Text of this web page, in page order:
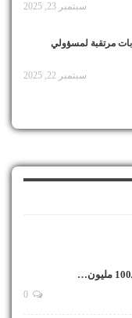
سبتمبر 23, 2025
مرتقبة لمسؤولي
سبتمبر 22, 2025